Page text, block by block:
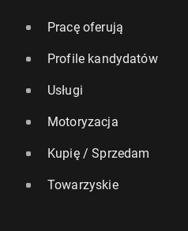
Pracę oferują
Profile kandydatów
Usługi
Motoryzacja
Kupię / Sprzedam
Towarzyskie